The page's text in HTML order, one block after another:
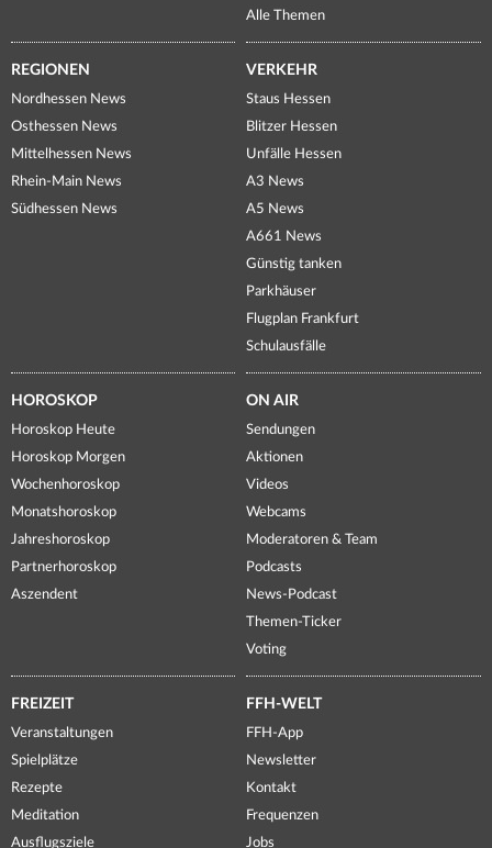
Alle Themen
REGIONEN
Nordhessen News
Osthessen News
Mittelhessen News
Rhein-Main News
Südhessen News
VERKEHR
Staus Hessen
Blitzer Hessen
Unfälle Hessen
A3 News
A5 News
A661 News
Günstig tanken
Parkhäuser
Flugplan Frankfurt
Schulausfälle
HOROSKOP
Horoskop Heute
Horoskop Morgen
Wochenhoroskop
Monatshoroskop
Jahreshoroskop
Partnerhoroskop
Aszendent
ON AIR
Sendungen
Aktionen
Videos
Webcams
Moderatoren & Team
Podcasts
News-Podcast
Themen-Ticker
Voting
FREIZEIT
Veranstaltungen
Spielplätze
Rezepte
Meditation
Ausflugsziele
FFH-WELT
FFH-App
Newsletter
Kontakt
Frequenzen
Jobs